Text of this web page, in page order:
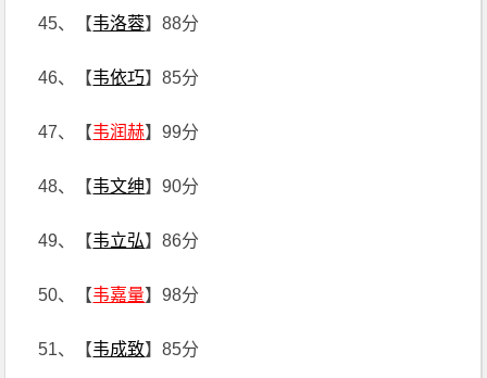
45、【韦洛蓉】88分
46、【韦依巧】85分
47、【韦润赫】99分
48、【韦文绅】90分
49、【韦立弘】86分
50、【韦嘉量】98分
51、【韦成致】85分